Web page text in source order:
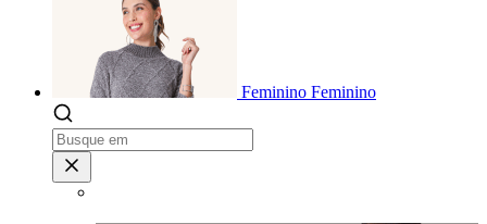
Feminino Feminino